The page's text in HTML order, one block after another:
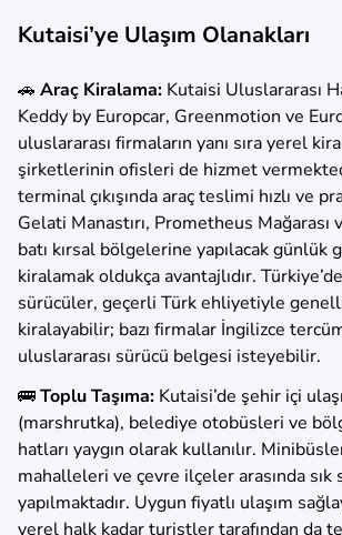
Kutaisi’ye Ulaşım Olanakları
🚗 Araç Kiralama: Kutaisi Uluslararası
Keddy by Europcar, Greenmotion ve
uluslararası firmaların yanı sıra yerel
şirketlerinin ofisleri de hizmet
terminal çıkışında araç teslimi hızlı ve
Gelati Manastırı, Prometheus Mağarası
batı kırsal bölgelerine yapılacak günlük
kiralamak oldukça avantajlıdır.
sürücüler, geçerli Türk ehliyetiyle
kiralayabilir; bazı firmalar İngilizce
uluslararası sürücü belgesi isteyebilir.
🚌Toplu Taşıma: Kutaisi’de şehir içi
(marshrutka), belediye otobüsleri ve
hatları yaygın olarak kullanılır.
mahalleleri ve çevre ilçeler arasında sık
yapılmaktadır. Uygun fiyatlı ulaşım
yerel halk kadar turistler tarafından da